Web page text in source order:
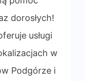
dorosłych!
usługi
w
Podgórze i